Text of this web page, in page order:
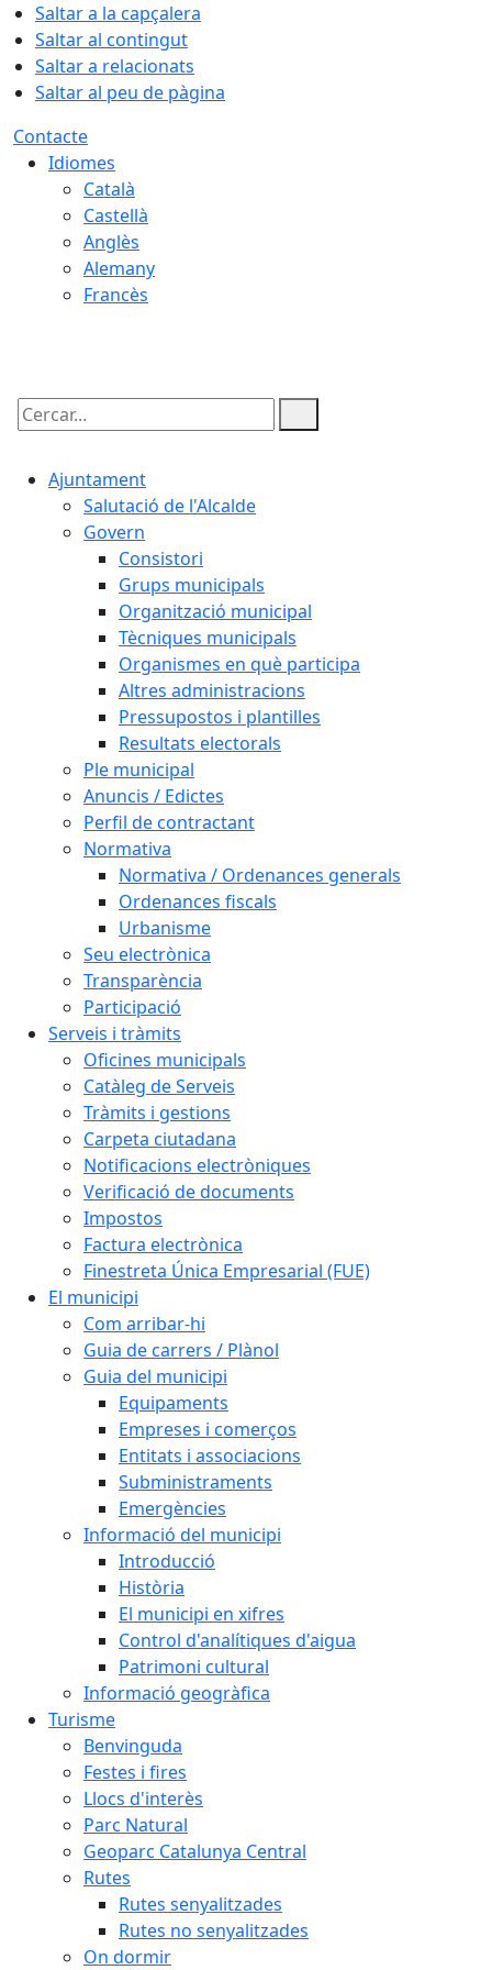
Saltar a la capçalera
Saltar al contingut
Saltar a relacionats
Saltar al peu de pàgina
Contacte
Idiomes
Català
Castellà
Anglès
Alemany
Francès
Cercar:
Ajuntament
Salutació de l'Alcalde
Govern
Consistori
Grups municipals
Organització municipal
Tècniques municipals
Organismes en què participa
Altres administracions
Pressupostos i plantilles
Resultats electorals
Ple municipal
Anuncis / Edictes
Perfil de contractant
Normativa
Normativa / Ordenances generals
Ordenances fiscals
Urbanisme
Seu electrònica
Transparència
Participació
Serveis i tràmits
Oficines municipals
Catàleg de Serveis
Tràmits i gestions
Carpeta ciutadana
Notificacions electròniques
Verificació de documents
Impostos
Factura electrònica
Finestreta Única Empresarial (FUE)
El municipi
Com arribar-hi
Guia de carrers / Plànol
Guia del municipi
Equipaments
Empreses i comerços
Entitats i associacions
Subministraments
Emergències
Informació del municipi
Introducció
Història
El municipi en xifres
Control d'analítiques d'aigua
Patrimoni cultural
Informació geogràfica
Turisme
Benvinguda
Festes i fires
Llocs d'interès
Parc Natural
Geoparc Catalunya Central
Rutes
Rutes senyalitzades
Rutes no senyalitzades
On dormir